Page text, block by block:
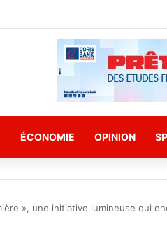
ÉCONOMIE OPINION
», une initiative lumineuse qui